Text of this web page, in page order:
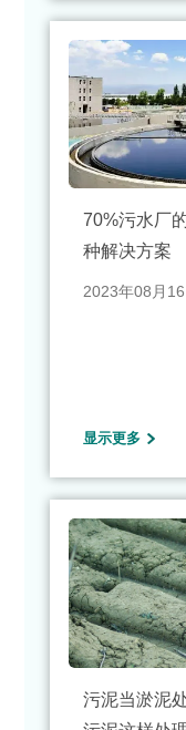
70%污水厂
种解决方案
2023年08月16
显示更多
污泥当淤泥